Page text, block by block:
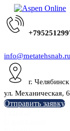
info@metatehsnab.ru
г. Челябинск
ул. Механическая,
Отправить заявку